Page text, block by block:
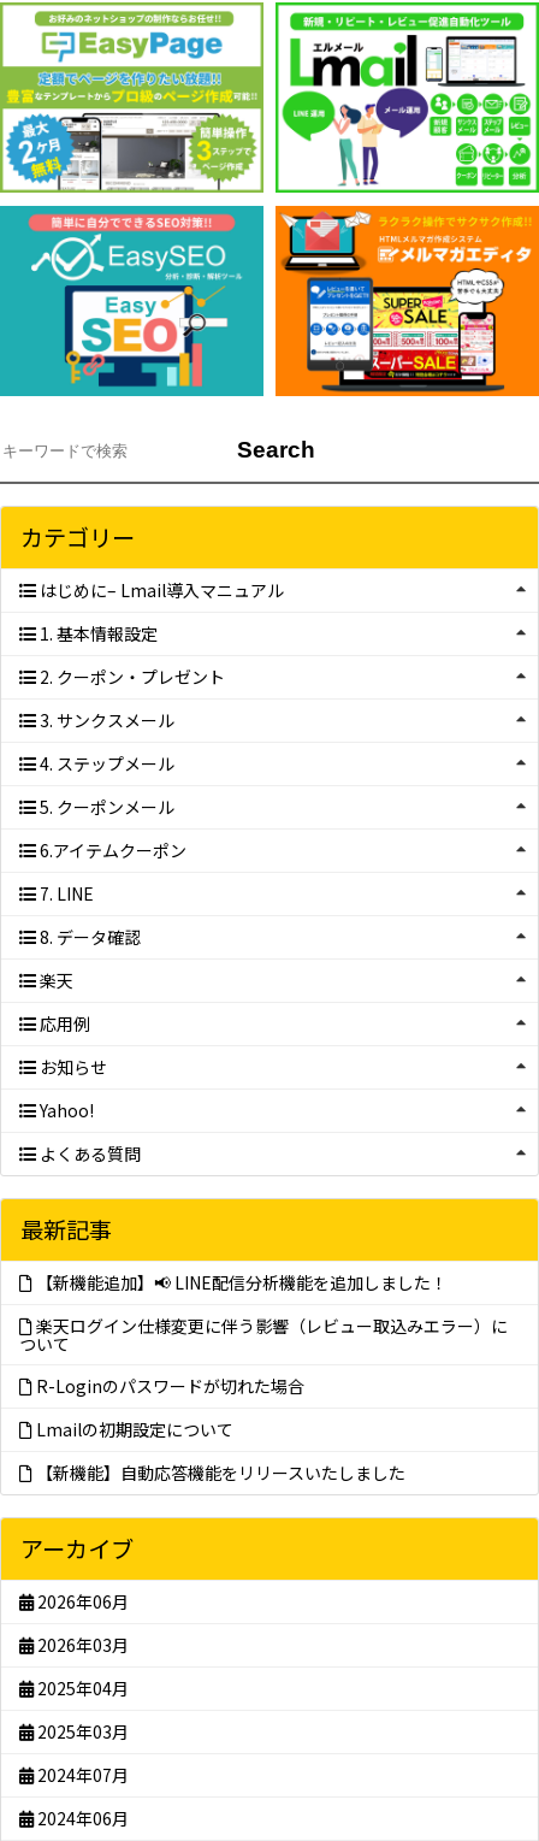
カテゴリー
はじめに– Lmail導入マニュアル
1. 基本情報設定
2. クーポン・プレゼント
3. サンクスメール
4. ステップメール
5. クーポンメール
6.アイテムクーポン
7. LINE
8. データ確認
楽天
応用例
お知らせ
Yahoo!
よくある質問
最新記事
【新機能追加】📢 LINE配信分析機能を追加しました！
楽天ログイン仕様変更に伴う影響（レビュー取込みエラー）に
ついて
R-Loginのパスワードが切れた場合
Lmailの初期設定について
【新機能】自動応答機能をリリースいたしました
アーカイブ
2026年06月
2026年03月
2025年04月
2025年03月
2024年07月
2024年06月